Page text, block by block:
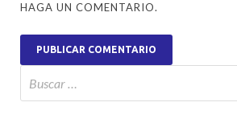
HAGA UN COMENTARIO.